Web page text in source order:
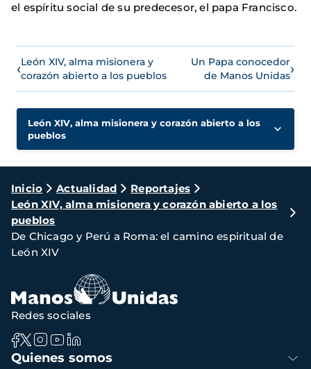
el espíritu social de su predecesor, el papa Francisco.
‹León XIV, alma misionera y
corazón abierto a los pueblos
Un Papa conocedor
de Manos Unidas›
León XIV, alma misionera y corazón abierto a los
pueblos
Ruta
de
navegación
Inicio Actualidad
Reportajes
León XIV, alma misionera y corazón abierto a los
pueblos
De Chicago y Perú a Roma: el camino espiritual de
León XIV
Navegación
Quienes somos
Redes sociales